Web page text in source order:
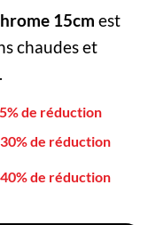
15cm est
chaudes et
de réduction
30% de réduction
40% de réduction
15cm